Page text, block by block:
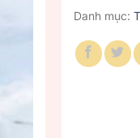
Danh mục: